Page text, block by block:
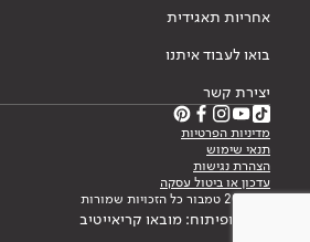
אחריות תאגידית
בואו לעבוד איתנו
יצירת קשר
מדיניות הפרטיות
תנאי שימוש
הצהרת נגישות
עדכון או ביטול עסקה
© 2026 טמבור כל הזכויות שמורות
עיצוב ופיתוח: מובאו קריאייטיב